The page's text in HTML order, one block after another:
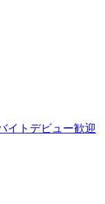
イトデビュー歓迎